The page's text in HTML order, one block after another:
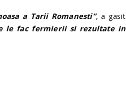
a Tarii Romanesti”, a gasit
le fac fermierii si rezultate in